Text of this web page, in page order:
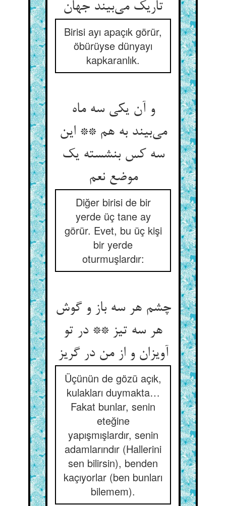
Birisi ayı apaçık görür,
öbürüyse dünyayı
kapkaranlık.
و آن یکی سه ماه
می‌‌بیند به هم ** این
سه کس بنشسته یک
موضع نعم‌‌
Diğer birisi de bir
yerde üç tane ay
görür. Evet, bu üç kişi
bir yerde
oturmuşlardır:
چشم هر سه باز و گوش
هر سه تیز ** در تو
آویزان و از من در گریز
Üçünün de gözü açık,
kulakları duymakta…
Fakat bunlar, senin
eteğine
yapışmışlardır, senin
adamlarındır (Hallerini
sen bilirsin), benden
kaçıyorlar (ben bunları
bilemem).